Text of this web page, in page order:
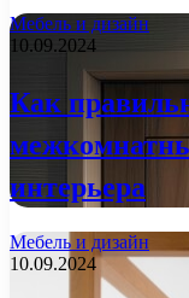
Мебель и дизайн
10.09.2024
Как
интерьера
Мебель и дизайн
10.09.2024